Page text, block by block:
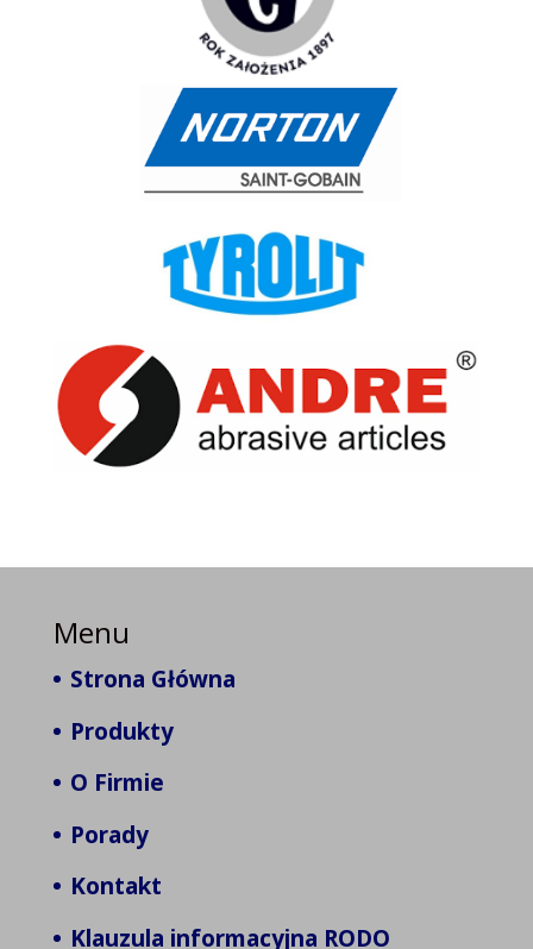
Menu
Strona Główna
Produkty
O Firmie
Porady
Kontakt
Klauzula informacyjna RODO